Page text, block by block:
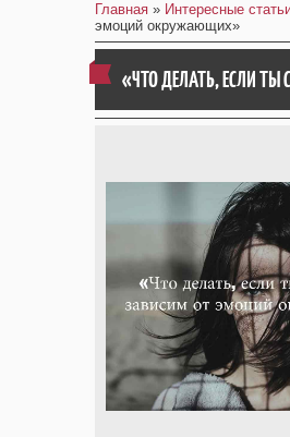
Главная » Интересные
эмоций окружающих»
«ЧТО ДЕЛАТЬ, ЕСЛИ